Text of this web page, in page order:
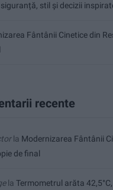
stil și decizii
Fântânii Cinetice din
recente
la Modernizarea Fântânii
de final
la Termometrul arăta